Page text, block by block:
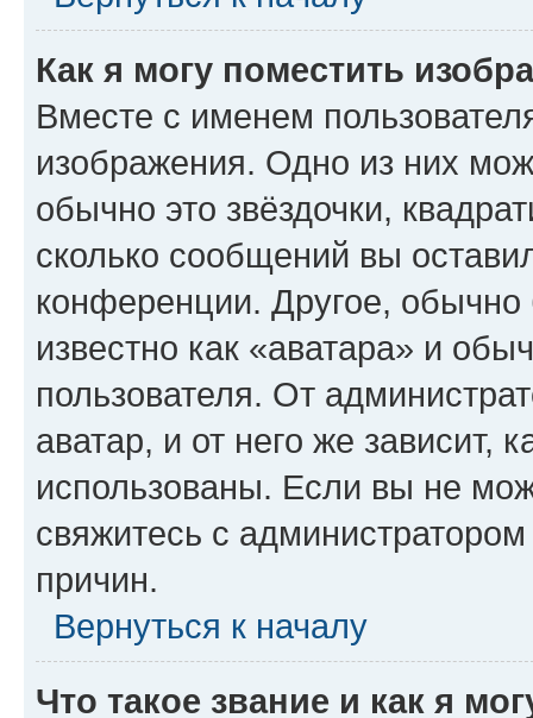
Как я могу поместить
Вместе с именем
изображения. Одно из них
обычно это звёздочки,
сколько сообщений вы
конференции. Другое,
известно как «аватара» и
пользователя. От
аватар, и от него же зависит,
использованы. Если вы не
свяжитесь с
причин.
Вернуться к началу
Что такое звание и как я